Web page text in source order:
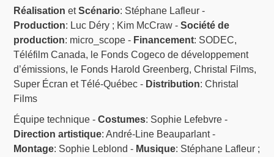
Réalisation etScénario: Stéphane Lafleur -
Production: Luc Déry ; Kim McCraw -Société de
production: micro_scope - Financement: SODEC,
Téléfilm Canada, le Fonds Cogeco de développement
d’émissions, le Fonds Harold Greenberg, Christal Films,
Super Écran et Télé-Québec - Distribution: Christal
Films
Équipe technique -Costumes: Sophie Lefebvre -
Direction artistique: André-Line Beauparlant -
Montage: Sophie Leblond - Musique: Stéphane Lafleur ;